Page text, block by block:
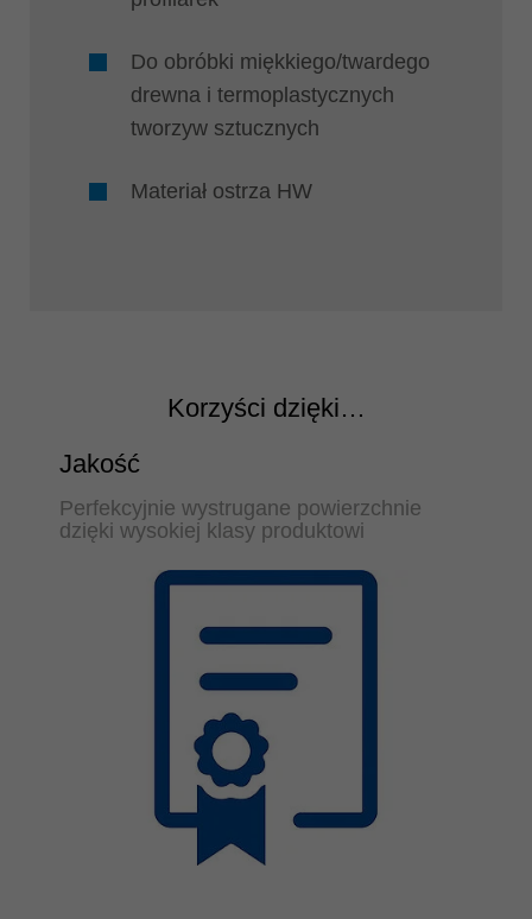
Do obróbki miękkiego/twardego
drewna i termoplastycznych
tworzyw sztucznych
Materiał ostrza HW
Korzyści dzięki…
Jakość
Perfekcyjnie wystrugane powierzchnie
dzięki wysokiej klasy produktowi